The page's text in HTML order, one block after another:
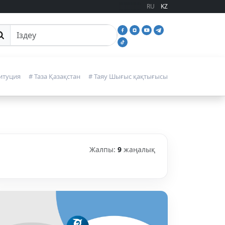
RU KZ
іздеу
# Таза Қазақстан # Таяу Шығыс қақтығысы
Жалпы: 9 жаңалық